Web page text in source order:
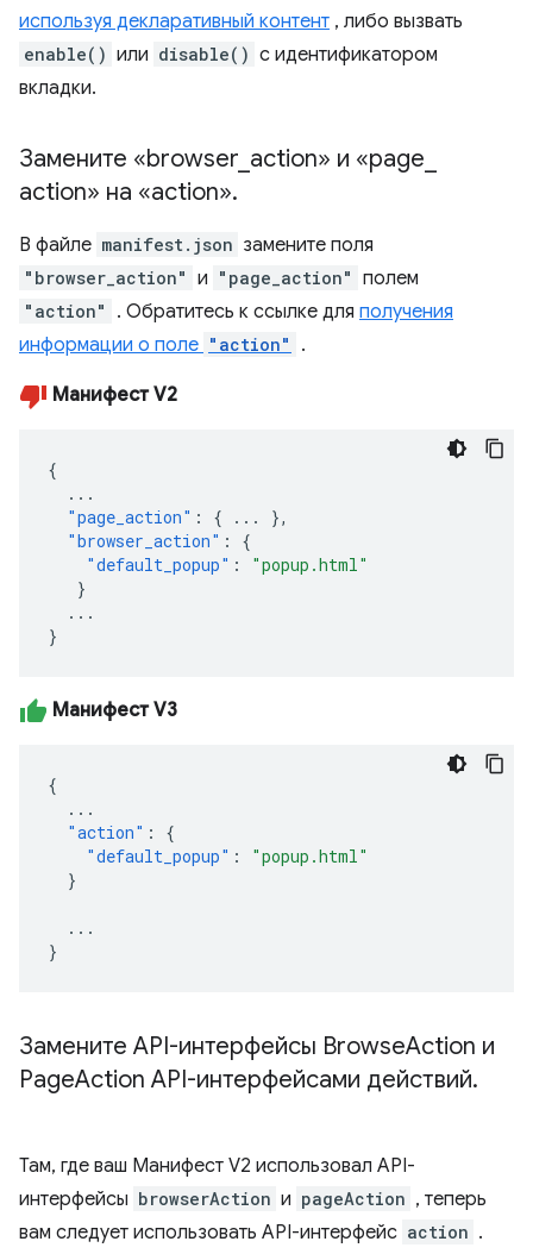
используя декларативный контент , либо вызвать
enable() или disable() с идентификатором
вкладки.
Замените «browser action» и «page
action» на «action».
В файле manifest.json замените поля
"browser_action" и "page_action" полем
"action" . Обратитесь к ссылке для получения
информации о поле "action" .
Манифест V2
{
...
"page_action" : { ...
},
"browser_action" :
{
"default_popup" :
"popup.html"
}
...
}
Манифест V3
{
...
"action" :
{
"default_popup" :
"popup.html"
}
...
}
Замените API-интерфейсы BrowseAction и
PageAction API-интерфейсами действий.
Там, где ваш Манифест V2 использовал API-
интерфейсы browserAction и pageAction , теперь
вам следует использовать API-интерфейс action .